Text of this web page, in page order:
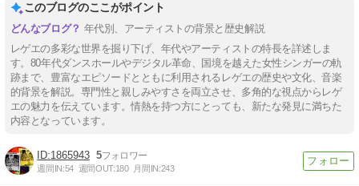
#ジャマイカ
このブログのここがポイント
年代別、アーティストの背景と歴史解説
レゲエの多彩な世界を掘り下げ、年代やアーティストの特長を詳述しま
す。80年代ダンスホールやデジタル革命、国境を越えた女性シンガーの軌
跡まで、豊富なエピソードとともに利用されるレゲエの歴史や文化、音楽
的背景を解説。専門性と親しみやすさを両立させ、多角的な視点からレゲ
エの魅力を伝えています。情熱を持つ方にとっても、新たな発見に満ちた
内容となっています。
1865943 5
週間IN:54 週間OUT:180 月間IN:243